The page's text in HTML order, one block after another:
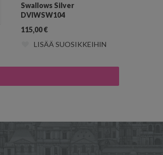
Swallows Silver
DVIWSW104
115,00€
LISÄÄ SUOSIKKEIHIN